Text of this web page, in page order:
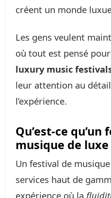
créent un monde
Les gens veulent
où tout est pensé
luxury music
leur attention au
l’expérience.
Qu’est-ce qu’un
musique de luxe
Un festival de
services haut de
expérience où la